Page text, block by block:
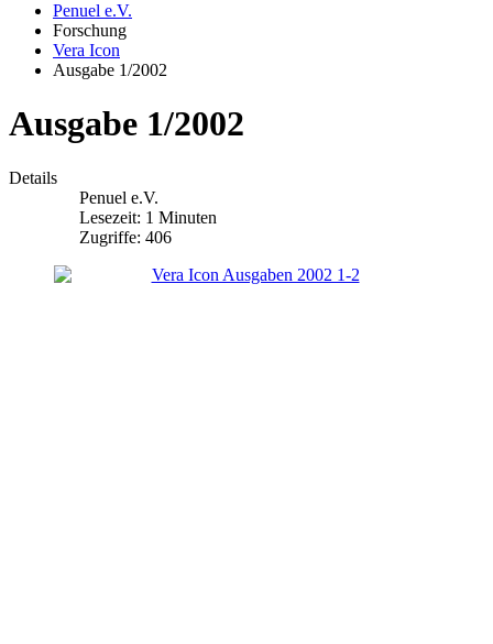
Penuel e.V.
Forschung
Vera Icon
Ausgabe 1/2002
Ausgabe 1/2002
Details
Penuel e.V.
Lesezeit: 1 Minuten
Zugriffe: 406